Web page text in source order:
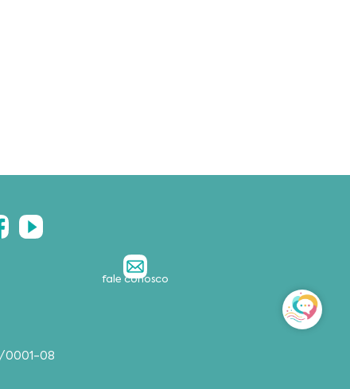
fale conosco
0001-08